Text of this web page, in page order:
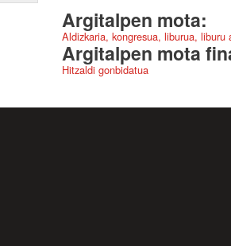
Argitalpen mota:
Aldizkaria, kongresua, liburua,
Argitalpen mota
Hitzaldi gonbidatua